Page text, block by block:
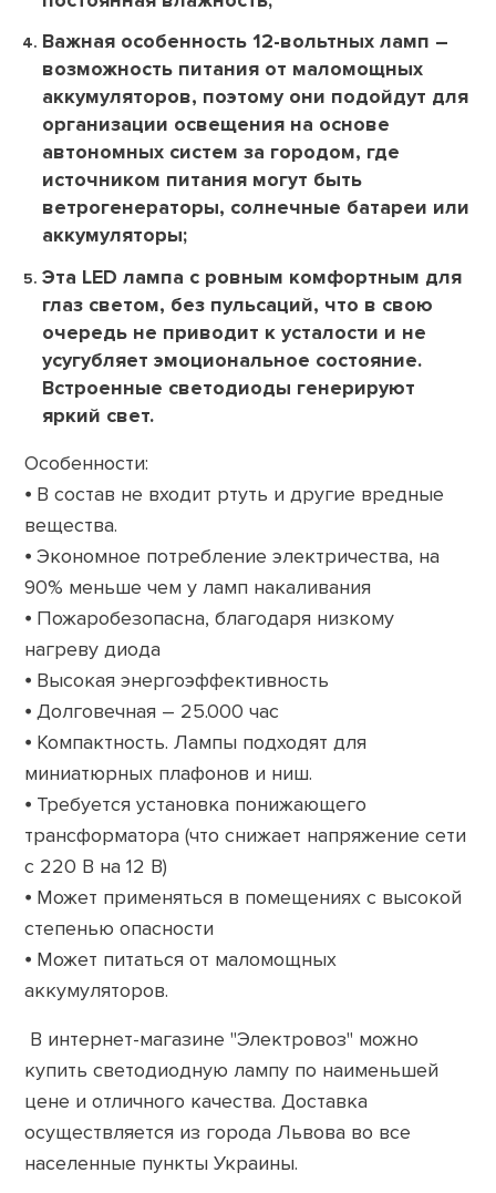
Важная особенность 12-вольтных ламп –
возможность питания от маломощных
аккумуляторов, поэтому они подойдут для
организации освещения на основе
автономных систем за городом, где
источником питания могут быть
ветрогенераторы, солнечные батареи или
аккумуляторы;
Эта LED лампа с ровным комфортным для
глаз светом, без пульсаций, что в свою
очередь не приводит к усталости и не
усугубляет эмоциональное состояние.
Встроенные светодиоды генерируют
яркий свет.
Особенности:
⦁ В состав не входит ртуть и другие вредные
вещества.
⦁ Экономное потребление электричества, на
90% меньше чем у ламп накаливания
⦁ Пожаробезопасна, благодаря низкому
нагреву диода
⦁ Высокая энергоэффективность
⦁ Долговечная – 25.000 час
⦁ Компактность. Лампы подходят для
миниатюрных плафонов и ниш.
⦁ Требуется установка понижающего
трансформатора (что снижает напряжение сети
с 220 В на 12 В)
⦁ Может применяться в помещениях с высокой
степенью опасности
⦁ Может питаться от маломощных
аккумуляторов.
В интернет-магазине "Электровоз" можно
купить светодиодную лампу по наименьшей
цене и отличного качества. Доставка
осуществляется из города Львова во все
населенные пункты Украины.